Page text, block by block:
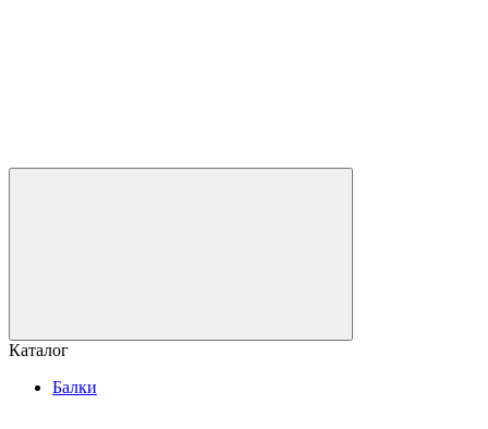
Каталог
Балки